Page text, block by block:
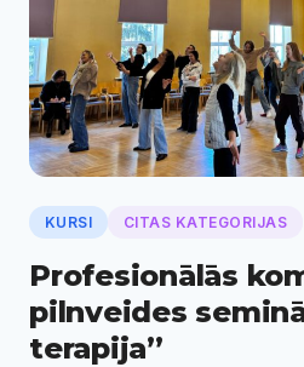
KURSI CITAS KATEGORIJAS
Profesionālās
pilnveides
terapija”